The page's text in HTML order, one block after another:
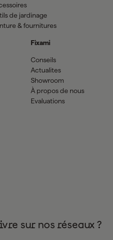
de jardinage
& fournitures
Fixami
Conseils
Actualites
Showroom
À propos de nous
Evaluations
sur nos réseaux ?